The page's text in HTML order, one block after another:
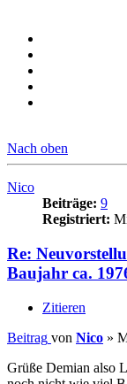
Nach oben
Nico
Beiträge: 9
Registriert:
Re:
Baujahr ca.
Zitieren
Beitrag von Nico »
Grüße Demian also